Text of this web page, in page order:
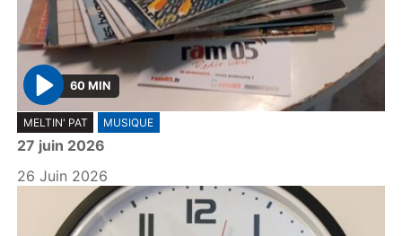
P
l
a
y
60 MIN
MELTIN' PAT MUSIQUE
27 juin 2026
26 Juin 2026